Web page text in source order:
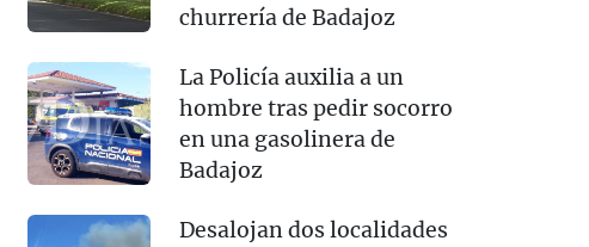
churrería de Badajoz
La Policía auxilia a un
hombre tras pedir socorro
en una gasolinera de
Badajoz
Desalojan dos localidades